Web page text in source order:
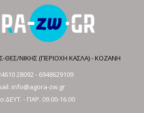
ΘΕΣ/ΝΙΚΗΣ (ΠΕΡΙΟΧΗ ΚΑΣΛΑ) - ΚΟΖΑΝΗ
28092- 6948629109
info@agora-zw.gr
- ΠΑΡ. 09.00-16.00